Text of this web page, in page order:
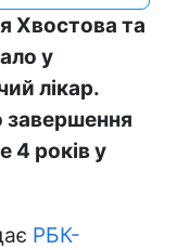
Хвостова та
у
лікар.
завершення
4 років у
РБК-